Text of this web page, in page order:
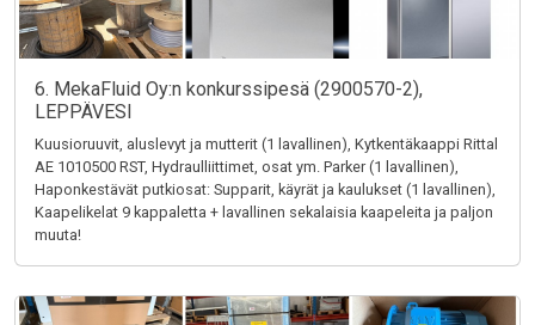
6. MekaFluid Oy:n konkurssipesä (2900570-2),
LEPPÄVESI
Kuusioruuvit, aluslevyt ja mutterit (1 lavallinen), Kytkentäkaappi Rittal
AE 1010500 RST, Hydraulliittimet, osat ym. Parker (1 lavallinen),
Haponkestävät putkiosat: Supparit, käyrät ja kaulukset (1 lavallinen),
Kaapelikelat 9 kappaletta + lavallinen sekalaisia kaapeleita ja paljon
muuta!